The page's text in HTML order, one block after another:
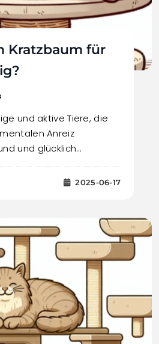
Kratzbaum für
und aktive Tiere, die
Anreiz
und glücklich…
2025-06-17